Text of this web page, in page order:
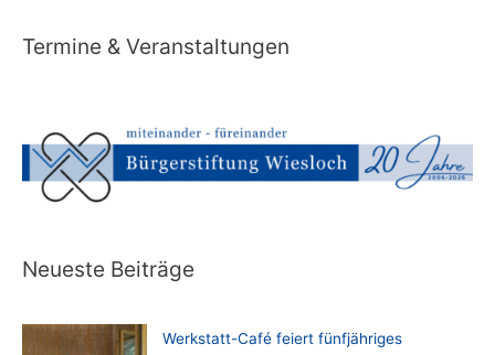
Termine & Veranstaltungen
Neueste Beiträge
Werkstatt-Café feiert fünfjähriges